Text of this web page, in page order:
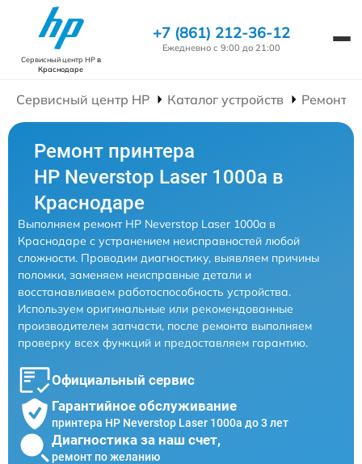
Сервисный центр HPв
Краснодаре
+7 (861) 212-36-12
Ежедневно с 9:00 до 21:00
Сервисный центр HP Каталог устройств Ремонт
Ремонт принтера
HP Neverstop Laser 1000a в
Краснодаре
Выполняем ремонт HP Neverstop Laser 1000a в
Краснодаре с устранением неисправностей любой
сложности. Проводим диагностику, выявляем причины
поломки, заменяем неисправные детали и
восстанавливаем работоспособность устройства.
Используем оригинальные или рекомендованные
производителем запчасти, после ремонта выполняем
проверку всех функций и предоставляем гарантию.
Официальный сервис
Гарантийное обслуживание
принтера HP Neverstop Laser 1000a до 3 лет
Диагностика за наш счет,
ремонт по желанию